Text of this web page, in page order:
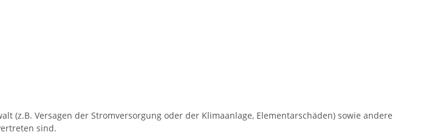
(z.B. Versagen der Stromversorgung oder der Klimaanlage, Elementarschäden) sowie andere
sind.